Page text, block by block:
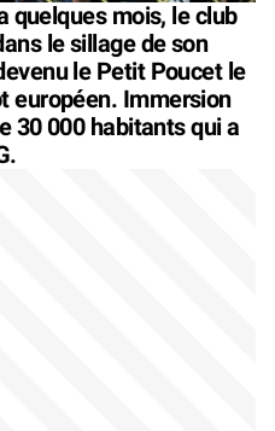
quelques mois, le club
le sillage de son
le Petit Poucet le
européen. Immersion
30 000 habitants qui a